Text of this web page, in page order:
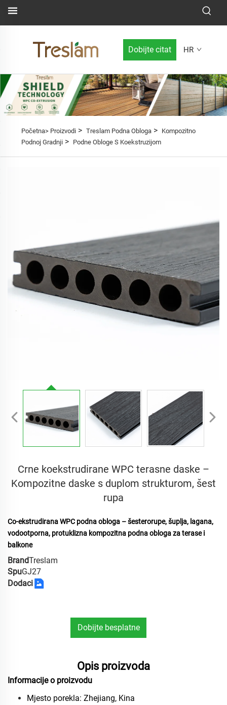
Dobijte citat HR
Početna> Proizvodi> Treslam Podna Obloga> Kompozitno
Podnoj Gradnji> Podne Obloge S Koekstruzijom
Crne koekstrudirane WPC terasne daske –
Kompozitne daske s duplom strukturom, šest
rupa
Co-ekstrudirana WPC podna obloga – šesterorupe, šuplja, lagana,
vodootporna, protuklizna kompozitna podna obloga za terase i
balkone
BrandTreslam
SpuGJ27
Dodaci
Dobijte besplatne
Opis proizvoda
Informacije o proizvodu
Mjesto porekla: Zhejiang, Kina